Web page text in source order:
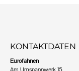
KONTAKTDATEN
Eurofahnen